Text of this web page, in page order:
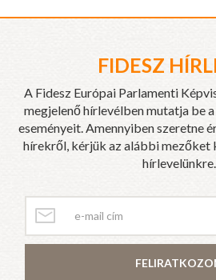
FIDESZ
A Fidesz Európai Parlamenti
megjelenő hírlevélben mutatja be
eseményeit. Amennyiben szeretne
hírekről, kérjük az alábbi
hírlevelünkre.